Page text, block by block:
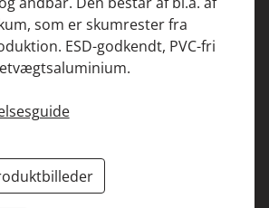
som er skumrester fra
ESD-godkendt, PVC-fri